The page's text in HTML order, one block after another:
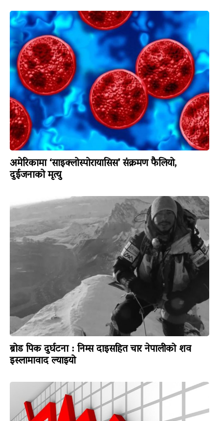
अमेरिकामा ‘साइक्लोस्पोरायासिस’ संक्रमण फैलियो,
दुईजनाको मृत्यु
ब्रोड पिक दुर्घटना : निम्स दाइसहित चार नेपालीको शव
इस्लामावाद ल्याइयो